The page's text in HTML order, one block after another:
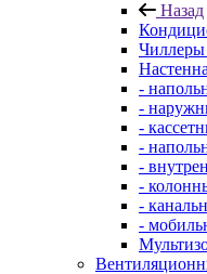
Назад
-
-
-
-
-
-
-
-